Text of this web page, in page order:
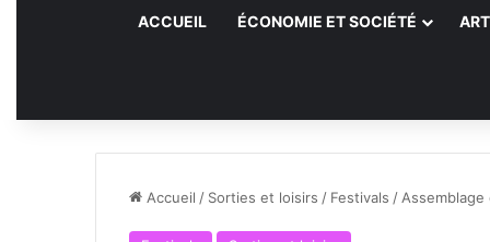
ACCUEIL ÉCONOMIE ET SOCIÉTÉ
Accueil / Sorties et loisirs / Festivals /